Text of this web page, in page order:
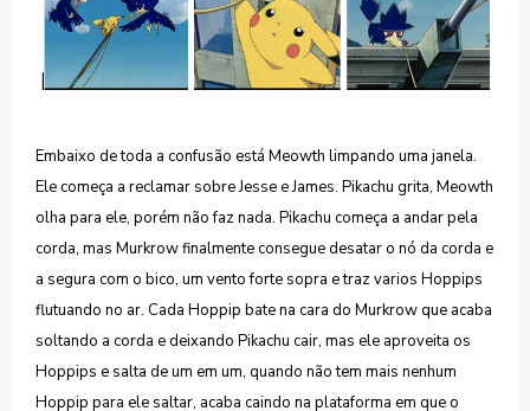
Embaixo de toda a confusão está Meowth limpando uma janela.
Ele começa a reclamar sobre Jesse e James. Pikachu grita, Meowth
olha para ele, porém não faz nada. Pikachu começa a andar pela
corda, mas Murkrow finalmente consegue desatar o nó da corda e
a segura com o bico, um vento forte sopra e traz varios Hoppips
flutuando no ar. Cada Hoppip bate na cara do Murkrow que acaba
soltando a corda e deixando Pikachu cair, mas ele aproveita os
Hoppips e salta de um em um, quando não tem mais nenhum
Hoppip para ele saltar, acaba caindo na plataforma em que o